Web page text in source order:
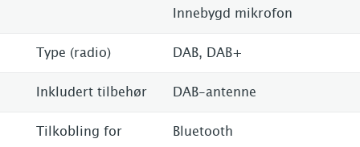
Innebygd mikrofon
Type (radio) DAB, DAB+
Inkludert tilbehør DAB-antenne
Tilkobling for
Bluetooth